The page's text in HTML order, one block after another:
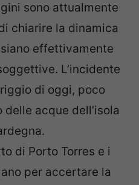
sono attualmente
chiarire la dinamica
effettivamente
L’incidente
di oggi, poco
delle acque dell’isola
di Porto Torres e i
per accertare la